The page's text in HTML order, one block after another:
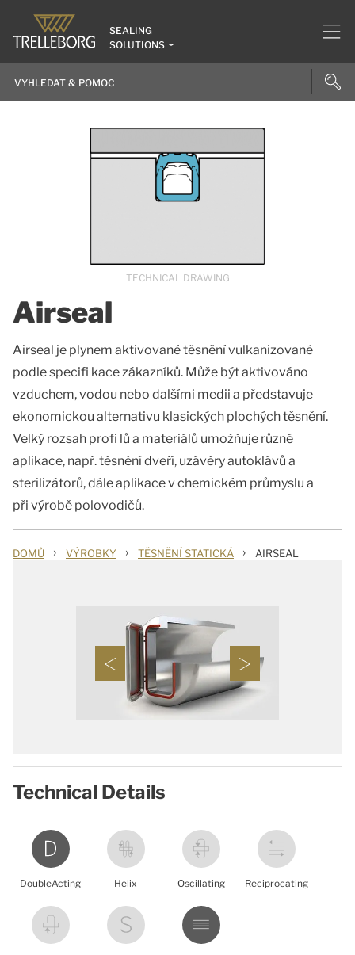
SEALING
SOLUTIONS
Airseal
Airseal je plynem aktivované těsnění vulkanizované
podle specifi kace zákazníků. Může být aktivováno
vzduchem, vodou nebo dalšími medii a představuje
ekonomickou alternativu klasických plochých těsnění.
Velký rozsah profi lů a materiálů umožňuje různé
aplikace, např. těsnění dveří, uzávěry autoklávů a
sterilizátorů, dále aplikace v chemickém průmyslu a
při výrobě polovodičů.
TECHNICAL DRAWING
DOMŮ › VÝROBKY › TĚSNĚNÍ STATICKÁ › AIRSEAL
Technical Details
DoubleActing Helix Oscillating Reciprocating